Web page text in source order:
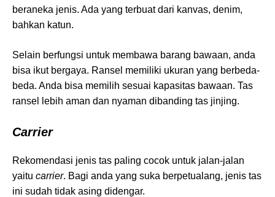
beraneka jenis. Ada yang terbuat dari kanvas, denim,
bahkan katun.
Selain berfungsi untuk membawa barang bawaan, anda
bisa ikut bergaya. Ransel memiliki ukuran yang berbeda-
beda. Anda bisa memilih sesuai kapasitas bawaan. Tas
ransel lebih aman dan nyaman dibanding tas jinjing.
Carrier
Rekomendasi jenis tas paling cocok untuk jalan-jalan
yaitu carrier. Bagi anda yang suka berpetualang, jenis tas
ini sudah tidak asing didengar.